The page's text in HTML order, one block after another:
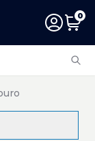
0